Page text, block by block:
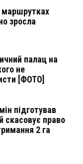
маршрутках
зросла
палац на
не
[ФОТО]
підготував
скасовує право
2 га